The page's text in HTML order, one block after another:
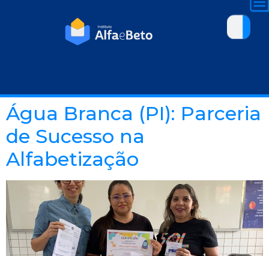
Água Branca (PI): Parceria
de Sucesso na
Alfabetização